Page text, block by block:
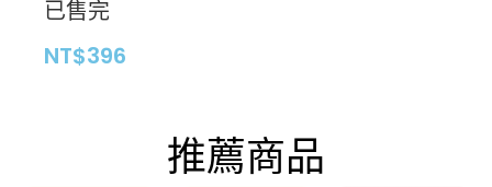
已售完
NT$396
推薦商品